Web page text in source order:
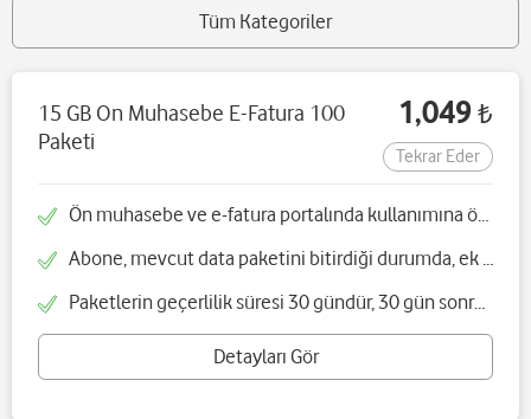
Tüm Kategoriler
15 GB On Muhasebe E-Fatura 100
Paketi
1,049 ₺
Tekrar Eder
Ön muhasebe ve e-fatura portalında kullanımına özel 15GB data paketi sunulacaktır
Abone, mevcut data paketini bitirdiği durumda, ek data paketi satın alabilecektir
Paketlerin geçerlilik süresi 30 gündür, 30 gün sonra paket otomatik yenilenmektedir
Detayları Gör